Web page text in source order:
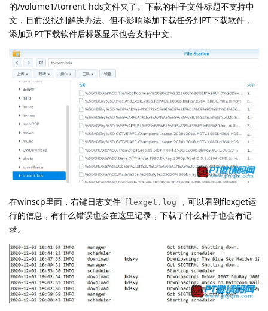
的/volume1/torrent-hds文件夹了。下载的种子文件标题不支持中
文，目前没找到解决办法。但不影响添加下载任务到PT下载软件，
添加到PT下载软件后标题显示也会支持中文。
在winscp里面，右键日志文件 flexget.log
，可以看到flexget运
行的信息，有什么错误也会在这里记录，下载了什么种子也会有记
录。